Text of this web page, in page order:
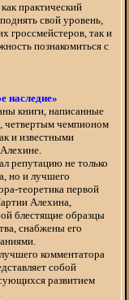
практический
свой уровень,
гроссмейстеров, так и
познакомиться с
наследие»
книги, написанные
четвертым чемпионом
и известными
репутацию не только
но и лучшего
теоретика первой
Алехина,
блестящие образцы
снабжены его
комментатора
собой
развитием